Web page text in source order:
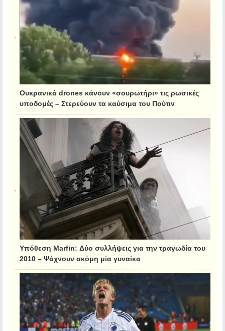
Ουκρανικά drones κάνουν «σουρωτήρι» τις ρωσικές
υποδομές – Στερεύουν τα καύσιμα του Πούτιν
Υπόθεση Marfin: Δύο συλλήψεις για την τραγωδία του
2010 – Ψάχνουν ακόμη μία γυναίκα